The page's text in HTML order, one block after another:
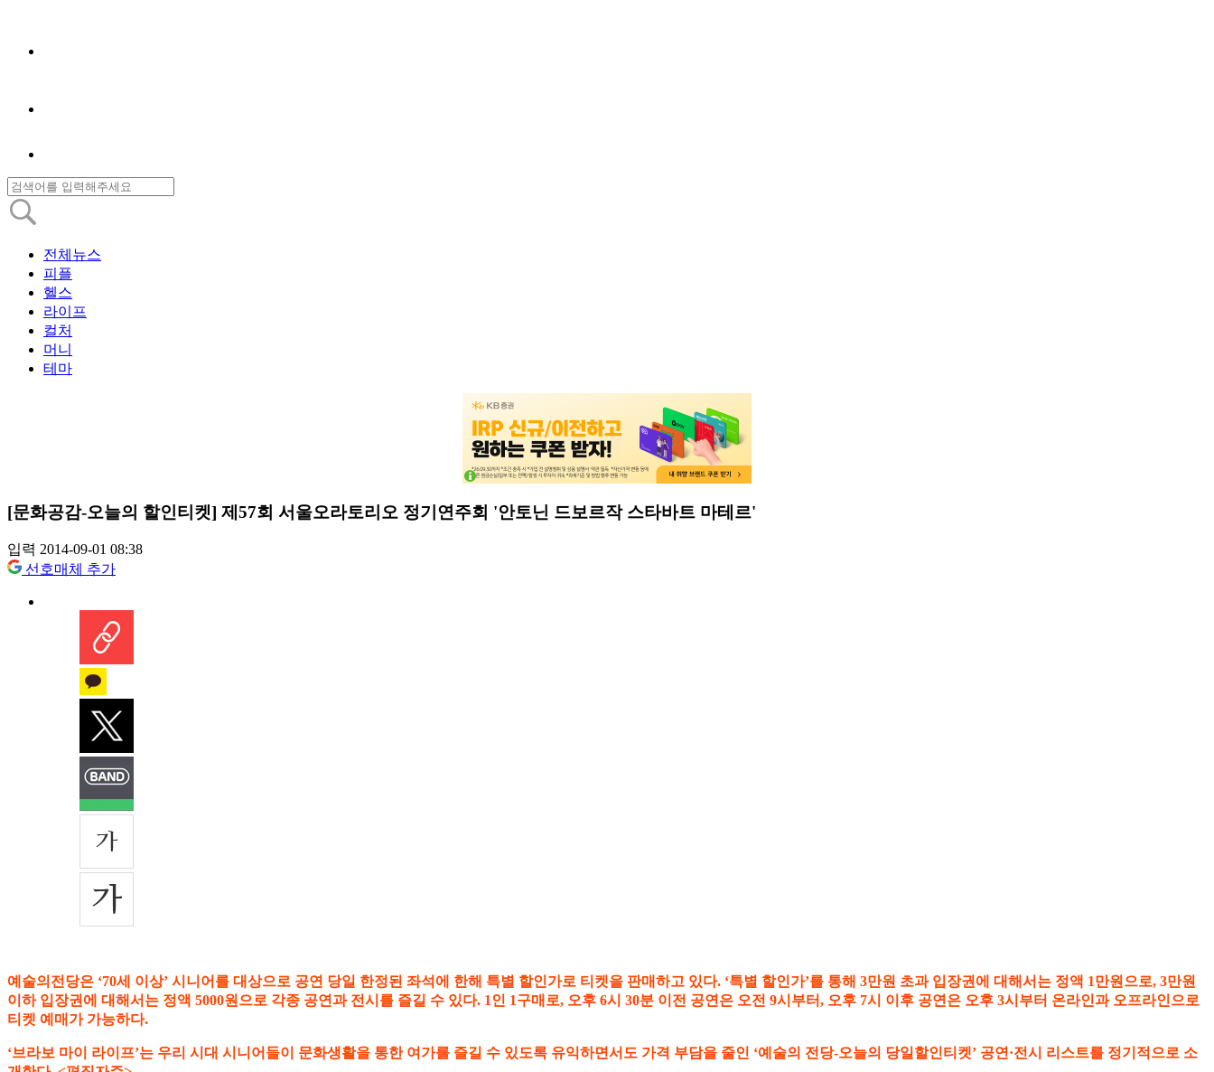
전체뉴스
피플
헬스
라이프
컬처
머니
테마
[문화공감-오늘의 할인티켓] 제57회 서울오라토리오 정기연주회 '안토닌 드보르작 스타바트 마테르'
입력 2014-09-01 08:38
선호매체 추가
예술의전당은 ‘70세 이상’ 시니어를 대상으로 공연 당일 한정된 좌석에 한해 특별 할인가로 티켓을 판매하고 있다. ‘특별 할인가’를 통해 3만원 초과 입장권에 대해서는 정액 1만원으로, 3만원
이하 입장권에 대해서는 정액 5000원으로 각종 공연과 전시를 즐길 수 있다. 1인 1구매로, 오후 6시 30분 이전 공연은 오전 9시부터, 오후 7시 이후 공연은 오후 3시부터 온라인과 오프라인으로
티켓 예매가 가능하다.
‘브라보 마이 라이프’는 우리 시대 시니어들이 문화생활을 통한 여가를 즐길 수 있도록 유익하면서도 가격 부담을 줄인 ‘예술의 전당-오늘의 당일할인티켓’ 공연·전시 리스트를 정기적으로 소